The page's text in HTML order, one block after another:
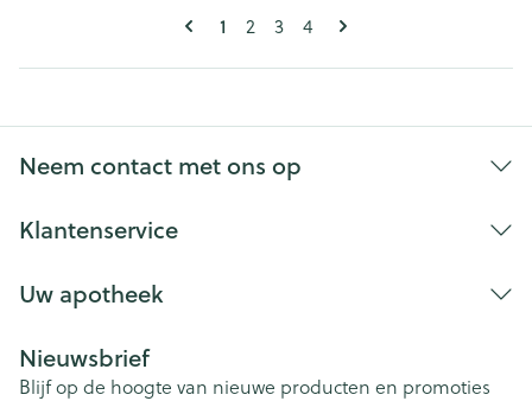
Pagina's
U lees momenteel pagina
1 Pagina
2 Pagina
3 Pagina
4
Neem contact met ons op
Klantenservice
Uw apotheek
Nieuwsbrief
Blijf op de hoogte van nieuwe producten en promoties